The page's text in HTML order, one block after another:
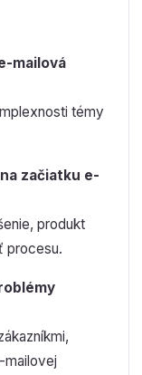
mailová
témy
začiatku e-
produkt
procesu.
mailovej